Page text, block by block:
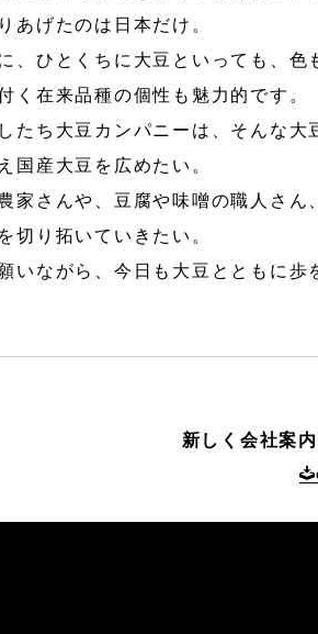
あげたのは日本だけ。
、ひとくちに大豆といっても、
く在来品種の個性も魅力的です。
たち大豆カンパニーは、そんな
国産大豆を広めたい。
家さんや、豆腐や味噌の職人さ
切り拓いていきたい。
いながら、今日も大豆とともに歩
新しく会社案